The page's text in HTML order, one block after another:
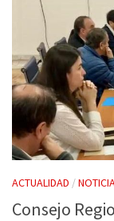
ACTUALIDAD /
Consejo